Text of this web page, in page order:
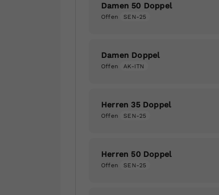
Damen 50 Doppel
Offen SEN-25
Damen Doppel
Offen AK-ITN
Herren 35 Doppel
Offen SEN-25
Herren 50 Doppel
Offen SEN-25